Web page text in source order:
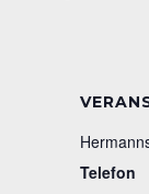
Telefon